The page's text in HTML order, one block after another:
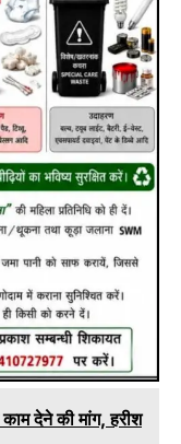
देने की मांग, हरीश